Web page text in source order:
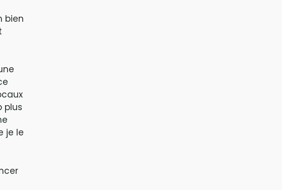
bien
plus
je le